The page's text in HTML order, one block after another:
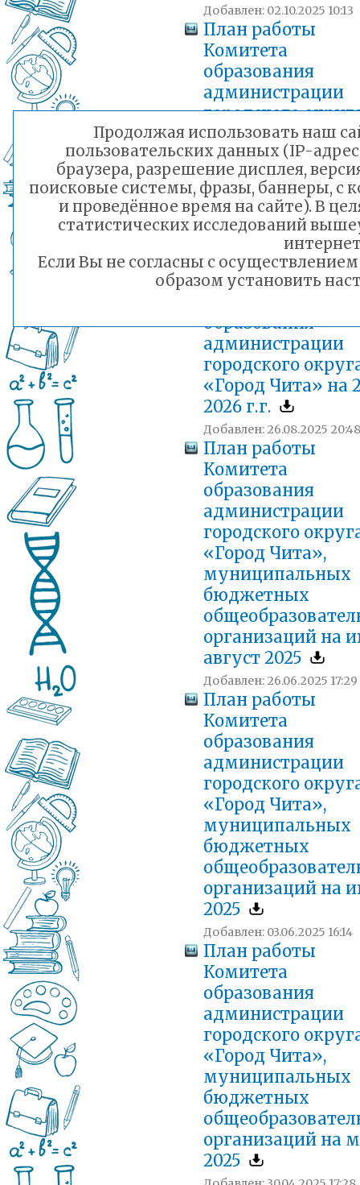
Добавлен: 02.10.2025 10:13
План работы
Комитета
образования
администрации
городского
«Город Чита»,
муниципальных
бюджетных
организаций на
сентябрь 2025 г.
Добавлен: 29.08.2025 12:58
План работы
образования
администрации
городского
«Город Чита» на
2026 г.г.
Добавлен: 26.08.2025 20:48
План работы
Комитета
образования
администрации
городского
«Город Чита»,
муниципальных
бюджетных
организаций на
август 2025
Добавлен: 26.06.2025 17:29
План работы
Комитета
образования
администрации
городского
«Город Чита»,
муниципальных
бюджетных
организаций на
2025
Добавлен: 03.06.2025 16:14
План работы
Комитета
образования
администрации
городского
«Город Чита»,
муниципальных
бюджетных
организаций на
2025
Продолжая использовать наш
пользовательских данных (IP-
браузера, разрешение дисплея,
поисковые системы, фразы, баннеры, с
и проведённое время на сайте). В
статистических исследований
Если Вы не согласны с
образом установить